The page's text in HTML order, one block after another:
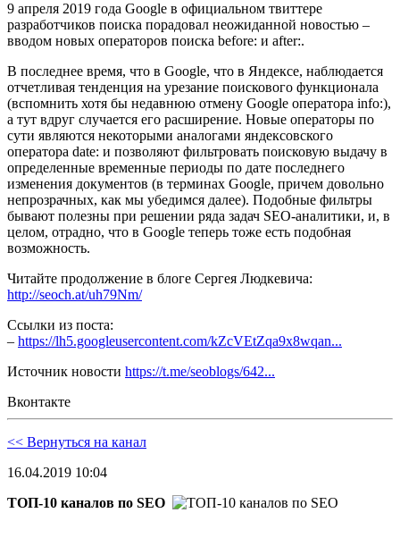
9 апреля 2019 года Google в официальном твиттере
разработчиков поиска порадовал неожиданной новостью –
вводом новых операторов поиска before: и after:.
В последнее время, что в Google, что в Яндексе, наблюдается
отчетливая тенденция на урезание поискового функционала
(вспомнить хотя бы недавнюю отмену Google оператора info:),
а тут вдруг случается его расширение. Новые операторы по
сути являются некоторыми аналогами яндексовского
оператора date: и позволяют фильтровать поисковую выдачу в
определенные временные периоды по дате последнего
изменения документов (в терминах Google, причем довольно
непрозрачных, как мы убедимся далее). Подобные фильтры
бывают полезны при решении ряда задач SEO-аналитики, и, в
целом, отрадно, что в Google теперь тоже есть подобная
возможность.
Читайте продолжение в блоге Сергея Людкевича:
http://seoch.at/uh79Nm/
Ссылки из поста:
– https://lh5.googleusercontent.com/kZcVEtZqa9x8wqan...
Источник новости https://t.me/seoblogs/642...
Вконтакте
<< Вернуться на канал
16.04.2019 10:04
ТОП-10 каналов по SEO